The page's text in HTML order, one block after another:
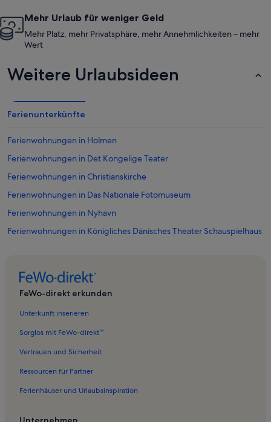
Mehr Urlaub für weniger Geld
Mehr Platz, mehr Privatsphäre, mehr Annehmlichkeiten – mehr
Wert
Weitere Urlaubsideen
Ferienunterkünfte
Ferienwohnungen in Holmen
Ferienwohnungen in Det Kongelige Teater
Ferienwohnungen in Christianskirche
Ferienwohnungen in Das Nationale Fotomuseum
Ferienwohnungen in Nyhavn
Ferienwohnungen in Königliches Dänisches Theater Schauspielhaus
Ferienwohnungen in Christiania
Ferienwohnungen in Børsen
Ferienwohnungen in Altes Dock
Ferienwohnungen in Copenhagen City Centre
FeWo-direkt erkunden
Unterkunft inserieren
Sorglos mit FeWo-direkt™
Vertrauen und Sicherheit
Ressourcen für Partner
Ferienhäuser und Urlaubsinspiration